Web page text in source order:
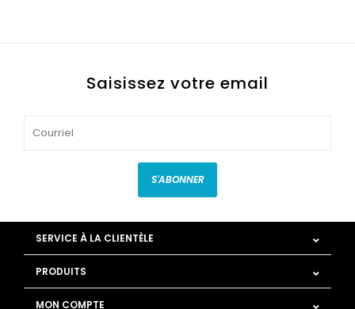
Saisissez votre email
S'ABONNER
SERVICE À LA CLIENTÈLE
PRODUITS
MON COMPTE